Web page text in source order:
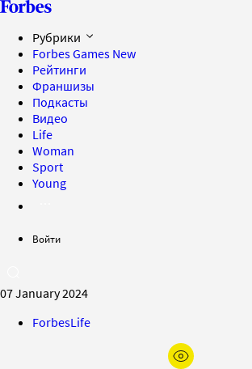
Рубрики
Forbes Games New
Рейтинги
Франшизы
Подкасты
Видео
Life
Woman
Sport
Young
Войти
07 January 2024
ForbesLife